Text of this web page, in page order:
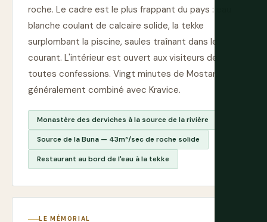
roche. Le cadre est le plus frappant du pays : eau
blanche coulant de calcaire solide, la tekke
surplombant la piscine, saules traînant dans le
courant. L'intérieur est ouvert aux visiteurs de
toutes confessions. Vingt minutes de Mostar,
généralement combiné avec Kravice.
Monastère des derviches à la source de la rivière
Source de la Buna — 43m³/sec de roche solide
Restaurant au bord de l'eau à la tekke
LE MÉMORIAL